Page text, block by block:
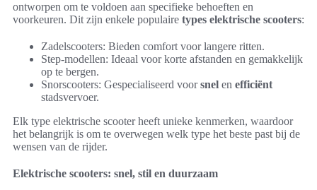
ontworpen om te voldoen aan specifieke behoeften en
voorkeuren. Dit zijn enkele populaire types elektrische scooters:
Zadelscooters: Bieden comfort voor langere ritten.
Step-modellen: Ideaal voor korte afstanden en gemakkelijk
op te bergen.
Snorscooters: Gespecialiseerd voorsnel en efficiënt
stadsvervoer.
Elk type elektrische scooter heeft unieke kenmerken, waardoor
het belangrijk is om te overwegen welk type het beste past bij de
wensen van de rijder.
Elektrische scooters: snel, stil en duurzaam